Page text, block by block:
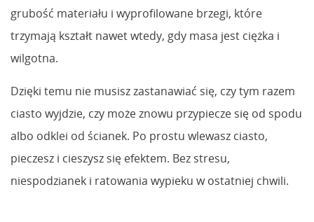
grubość materiału i wyprofilowane brzegi, które
trzymają kształt nawet wtedy, gdy masa jest ciężka i
wilgotna.
Dzięki temu nie musisz zastanawiać się, czy tym razem
ciasto wyjdzie, czy może znowu przypiecze się od spodu
albo odklei od ścianek. Po prostu wlewasz ciasto,
pieczesz i cieszysz się efektem. Bez stresu,
niespodzianek i ratowania wypieku w ostatniej chwili.